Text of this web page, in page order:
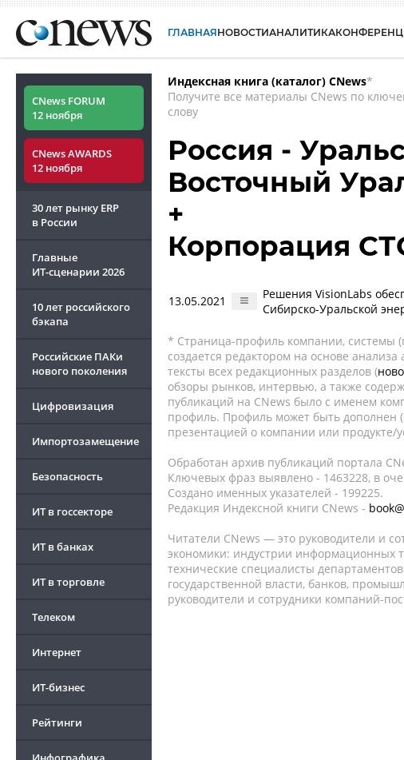
ГЛАВНАЯНОВОСТИАНАЛИТИКА
CNews FORUM
12 ноября
CNews AWARDS
12 ноября
30 лет рынку ERP
в России
Главные
ИТ-сценарии 2026
10 лет российского
бэкапа
Российские ПАКи
нового поколения
Цифровизация
Импортозамещение
Безопасность
ИТ в госсекторе
ИТ в банках
ИТ в торговле
Телеком
Интернет
ИТ-бизнес
Рейтинги
Индексная книга (каталог) CNews*
Получите все материалы CNews по
слову
Россия -
Восточный
+
Корпорация
13.05.2021
Решения VisionLabs
Сибирско-Уральской
* Страница-профиль компании, системы
создается редактором на основе
тексты всех редакционных разделов (
обзоры рынков, интервью, а также
публикаций на CNews было с именем
профиль. Профиль может быть дополнен
презентацией о компании или продукте/
Обработан архив публикаций портала
Ключевых фраз выявлено - 1463228, в
Создано именных указателей - 199225.
Редакция Индексной книги CNews -
Читатели CNews — это руководители и
экономики: индустрии информационных
технические специалисты
государственной власти, банков,
руководители и сотрудники компаний-